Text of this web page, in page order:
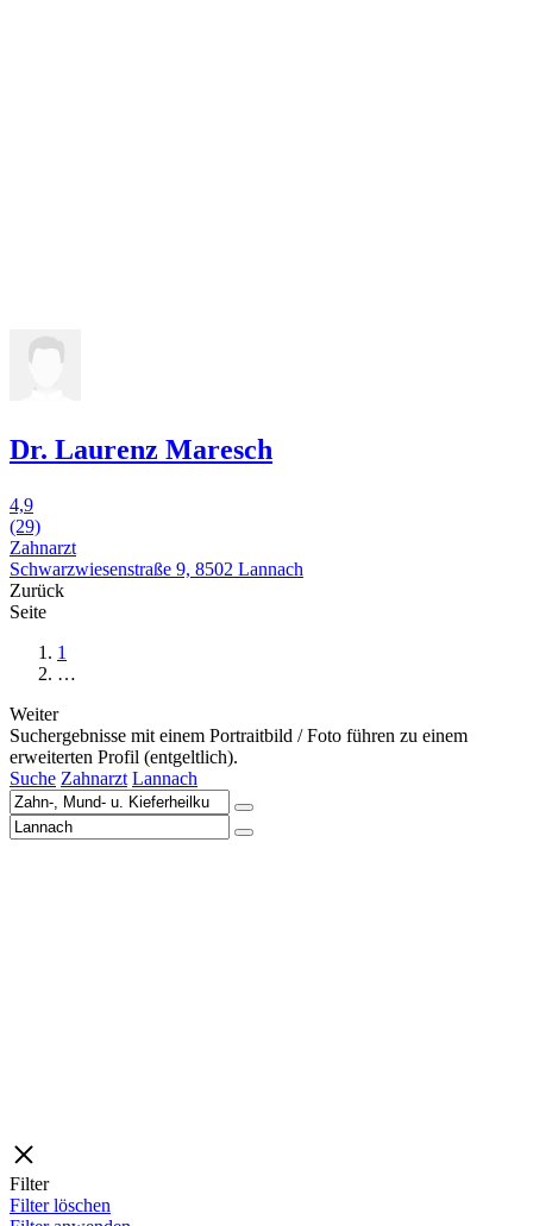
Dr. Laurenz Maresch
4,9
(29)
Zahnarzt
Schwarzwiesenstraße 9, 8502 Lannach
Zurück
Seite
1
…
Weiter
Suchergebnisse mit einem Portraitbild / Foto führen zu einem
erweiterten Profil (entgeltlich).
Suche Zahnarzt Lannach
Filter
Filter löschen